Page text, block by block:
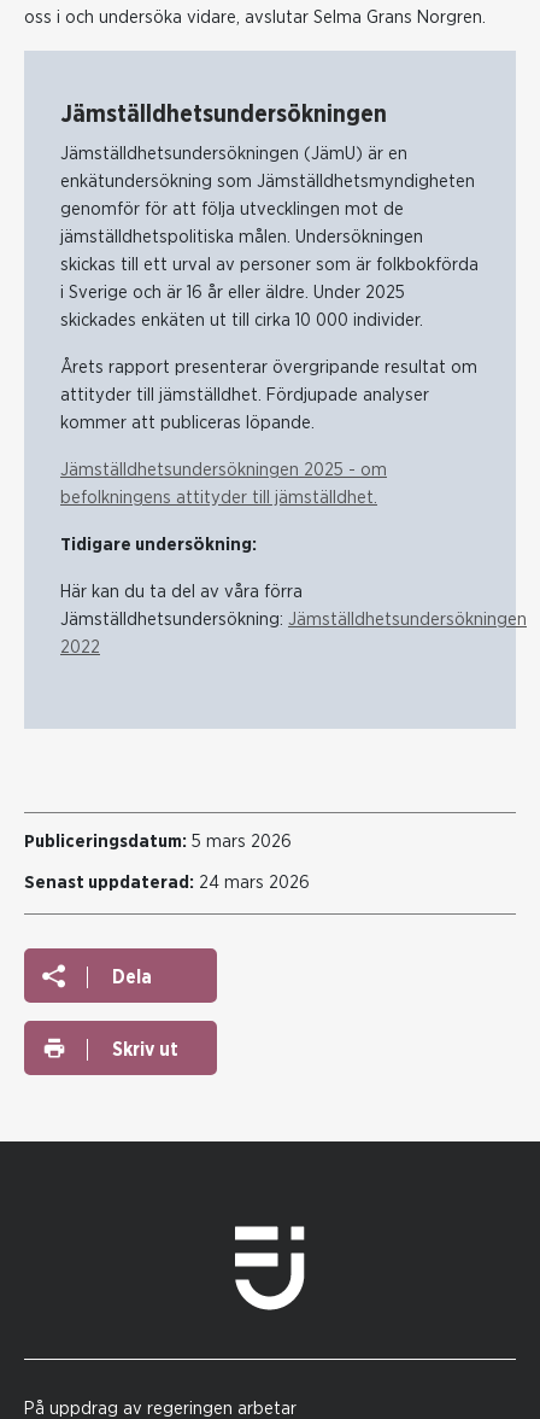
oss i och undersöka vidare, avslutar Selma Grans Norgren.
Jämställdhetsundersökningen
Jämställdhetsundersökningen (JämU) är en
enkätundersökning som Jämställdhetsmyndigheten
genomför för att följa utvecklingen mot de
jämställdhetspolitiska målen. Undersökningen
skickas till ett urval av personer som är folkbokförda
i Sverige och är 16 år eller äldre. Under 2025
skickades enkäten ut till cirka 10 000 individer.
Årets rapport presenterar övergripande resultat om
attityder till jämställdhet. Fördjupade analyser
kommer att publiceras löpande.
Jämställdhetsundersökningen 2025 - om
befolkningens attityder till jämställdhet.
Tidigare undersökning:
Här kan du ta del av våra förra
Jämställdhetsundersökning: Jämställdhetsundersökningen
2022
Publiceringsdatum: 5 mars 2026
Senast uppdaterad: 24 mars 2026
Dela
Skriv ut
På uppdrag av regeringen arbetar